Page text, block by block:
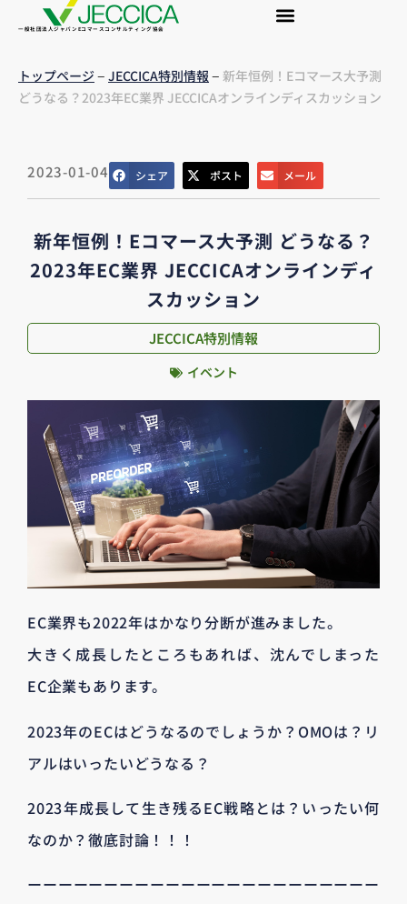
一般社団法人ジャパンEコマースコンサルティング協会
トップページ– JECCICA特別情報 – 新年恒例！Eコマース大予測
どうなる？2023年EC業界 JECCICAオンラインディスカッション
2023-01-04 シェア ポスト メール
新年恒例！Eコマース大予測 どうなる？
2023年EC業界 JECCICAオンラインディ
スカッション
JECCICA特別情報
イベント
EC業界も2022年はかなり分断が進みました。
大きく成長したところもあれば、沈んでしまった
EC企業もあります。
2023年のECはどうなるのでしょうか？OMOは？リ
アルはいったいどうなる？
2023年成長して生き残るEC戦略とは？いったい何
なのか？徹底討論！！！
ーーーーーーーーーーーーーーーーーーーーーーー